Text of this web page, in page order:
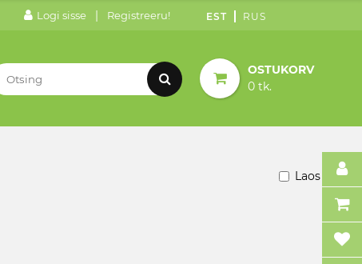
Logi sisse | Registreeru! EST RUS
OSTUKORV
0 tk.
Laos